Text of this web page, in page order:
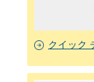
クイック